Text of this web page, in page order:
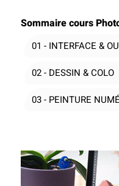
Sommaire cours
01 - INTERFACE &
02 - DESSIN & COLO
03 - PEINTURE